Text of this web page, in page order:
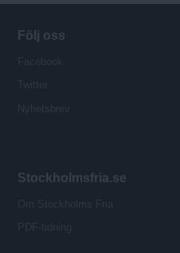
Följ oss
Stockholmsfria.se